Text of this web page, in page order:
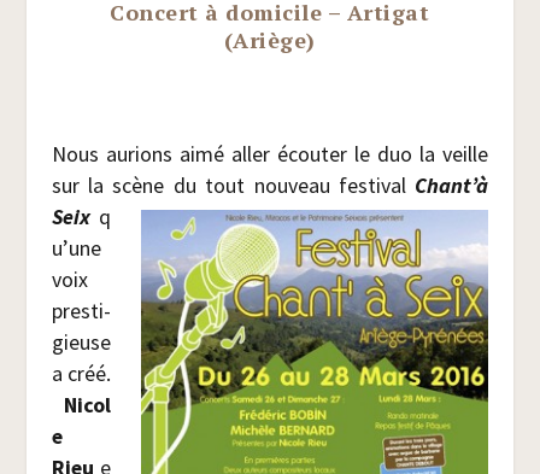
Concert à domicile – Artigat
(Ariège)
Nous aurions aimé aller écou­ter le duo la veille
sur la scène du tout nou­veau fes­ti­val Chant’à
Seixq
u’une
voix
pres­ti­
gieuse
a créé.
Nicol
e
Rieu e